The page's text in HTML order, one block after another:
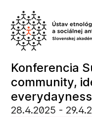
obsah
Konferencia
community,
everydayness
28.4.2025 ‎-